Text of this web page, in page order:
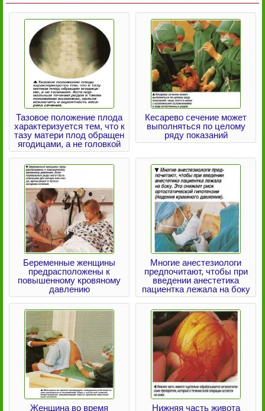
Тазовое положение плода
характеризуется тем, что к
тазу матери плод обращен
ягодицами, а не головкой
Кесарево сечение может
выполняться по целому
ряду показаний
Беременные женщины
предрасположены к
повышенному кровяному
давлению
Многие анестезиологи
предпочитают, чтобы при
введении анестетика
пациентка лежала на боку
Женщина во время Нижняя часть живота